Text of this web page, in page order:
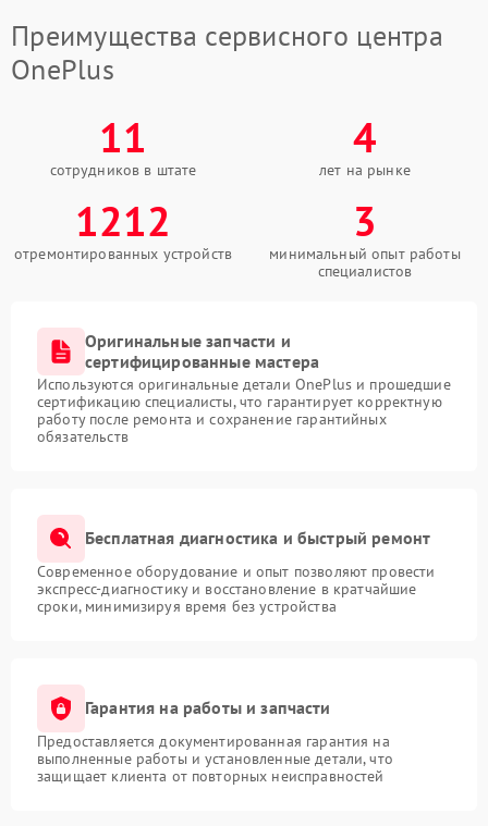
Преимущества сервисного центра
OnePlus
11
сотрудников в штате
4
лет на рынке
1212
отремонтированных устройств
3
минимальный опыт работы
специалистов
Оригинальные запчасти и
сертифицированные мастера
Используются оригинальные детали OnePlus и прошедшие
сертификацию специалисты, что гарантирует корректную
работу после ремонта и сохранение гарантийных
обязательств
Бесплатная диагностика и быстрый ремонт
Современное оборудование и опыт позволяют провести
экспресс-диагностику и восстановление в кратчайшие
сроки, минимизируя время без устройства
Гарантия на работы и запчасти
Предоставляется документированная гарантия на
выполненные работы и установленные детали, что
защищает клиента от повторных неисправностей